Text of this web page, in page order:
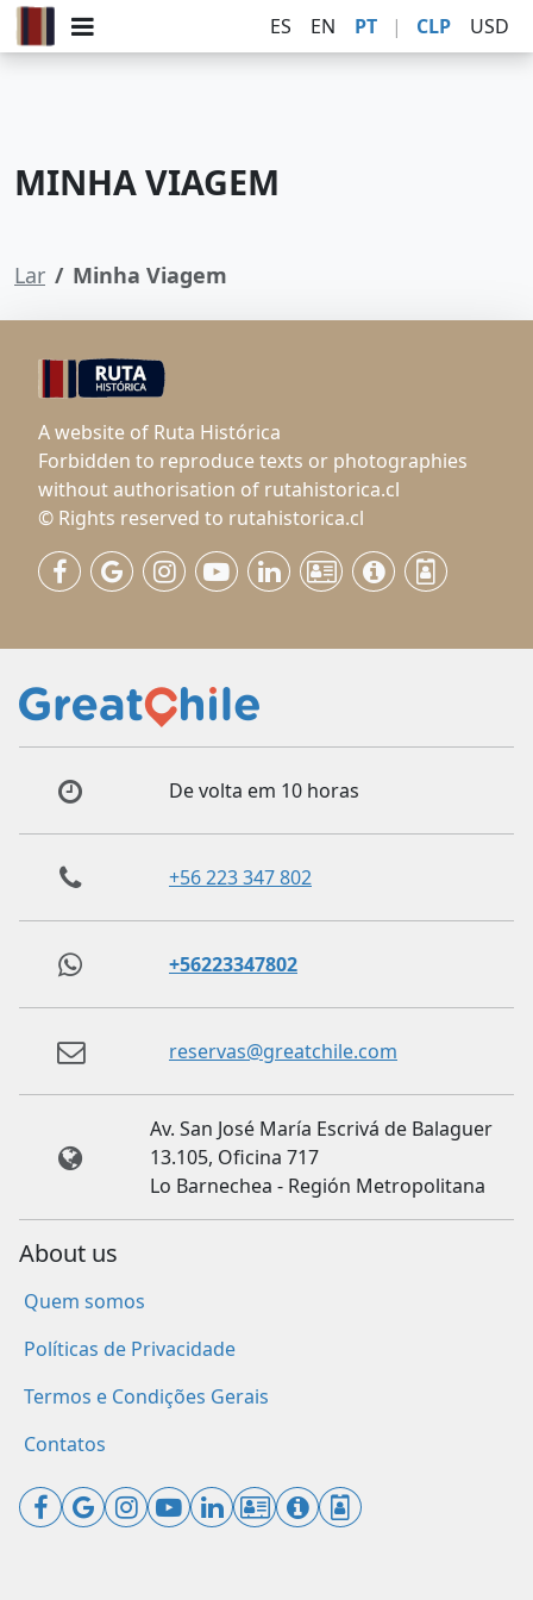
ES EN PT | CLP USD
MINHA VIAGEM
Lar Minha Viagem
A website of Ruta Histórica
Forbidden to reproduce texts or photographies
without authorisation of rutahistorica.cl
© Rights reserved to rutahistorica.cl
De volta em 10 horas
+56 223 347 802
+56223347802
reservas@greatchile.com
Av. San José María Escrivá de Balaguer
13.105, Oficina 717
Lo Barnechea - Región Metropolitana
About us
Quem somos
Políticas de Privacidade
Termos e Condições Gerais
Contatos